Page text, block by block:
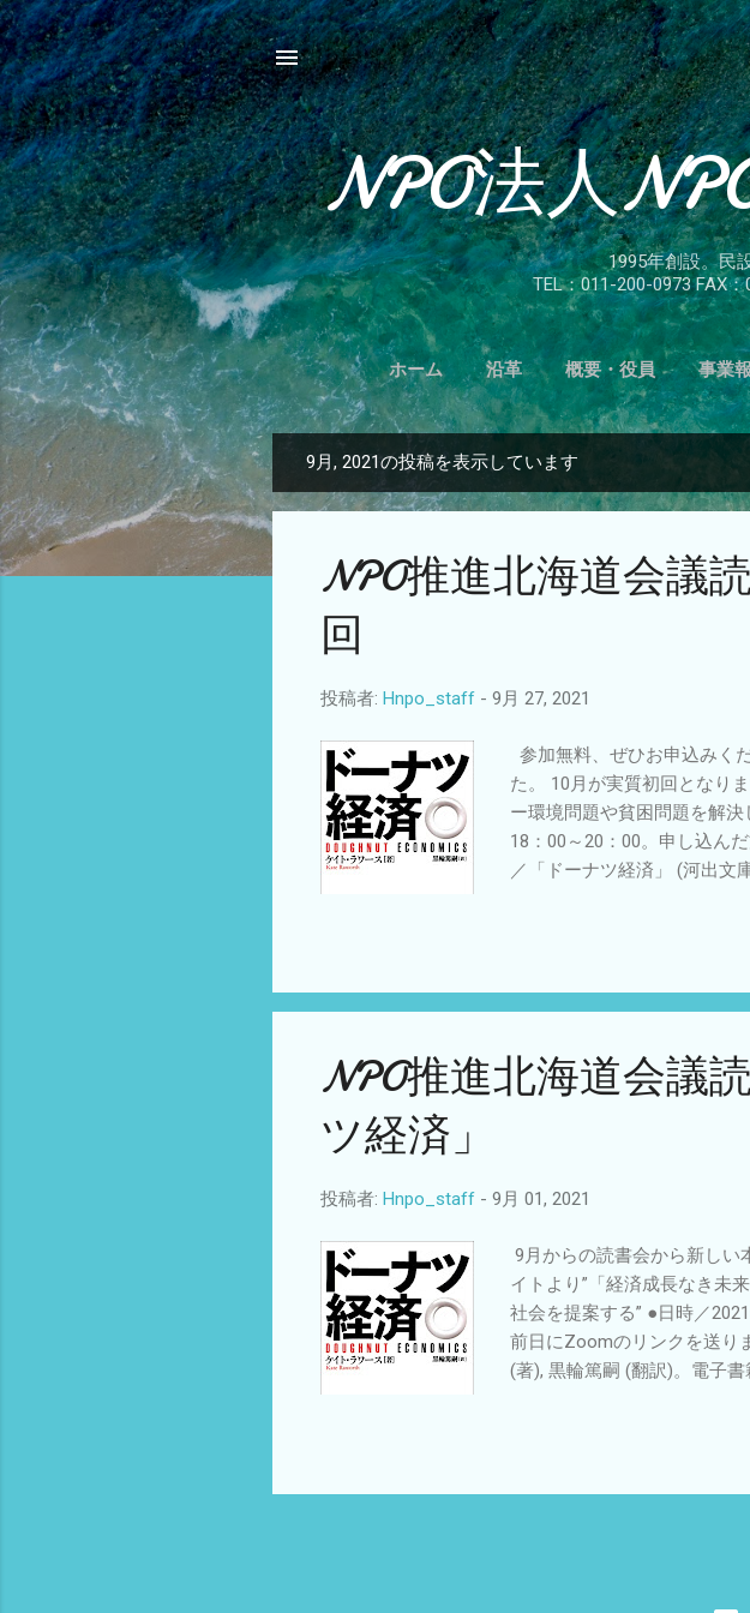
スキップし
NPO法人
1995年創設。民
TEL：011-200-0973 FAX
ホーム 沿革 概要・役員 事業
稿
9月, 2021の投稿を表示しています
NPO推進北海道会議
回
投稿者: Hnpo_staff - 9月 27, 2021
参加無料、ぜひお申込みく
た。 10月が実質初回となり
ー環境問題や貧困問題を解
18：00～20：00。申し込ん
／「ドーナツ経済」 (河出文
NPO推進北海道会議
ツ経済」
投稿者: Hnpo_staff - 9月 01, 2021
9月からの読書会から新しい
イトより”「経済成長なき未
社会を提案する” ●日時／
前日にZoomのリンクを送り
(著), 黒輪篤嗣 (翻訳)。電子